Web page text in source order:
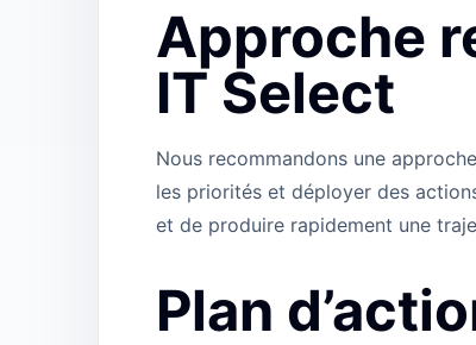
Approche
IT Select
Nous recommandons une
les priorités et déployer des
et de produire rapidement une
Plan